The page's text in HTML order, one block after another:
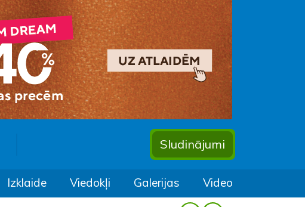
Sludinājumi
Izklaide Viedokļi Galerijas Video